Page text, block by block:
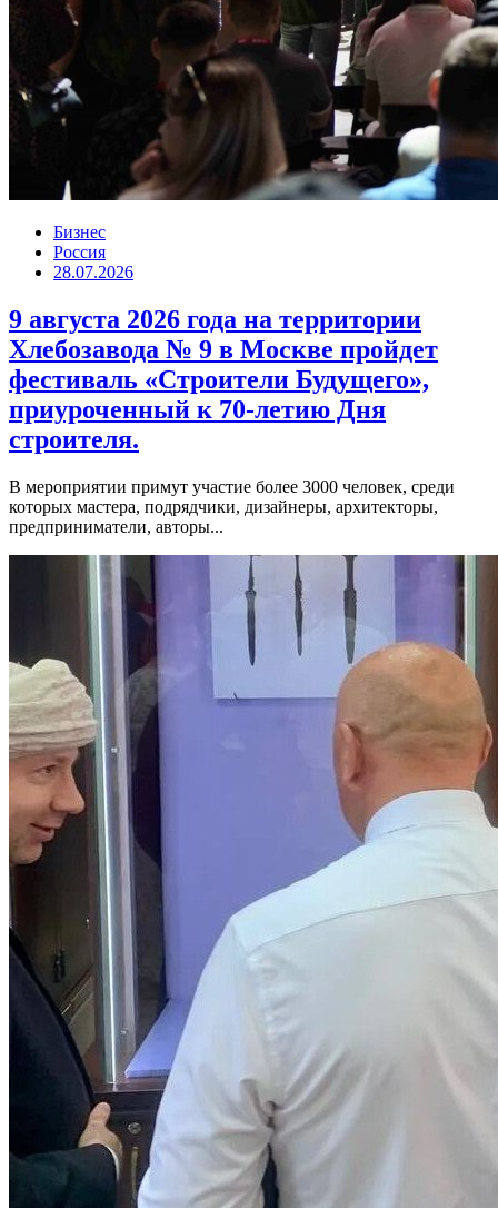
Бизнес
Россия
28.07.2026
9 августа 2026 года на территории
Хлебозавода № 9 в Москве пройдет
фестиваль «Строители Будущего»,
приуроченный к 70-летию Дня
строителя.
В мероприятии примут участие более 3000 человек, среди
которых мастера, подрядчики, дизайнеры, архитекторы,
предприниматели, авторы...